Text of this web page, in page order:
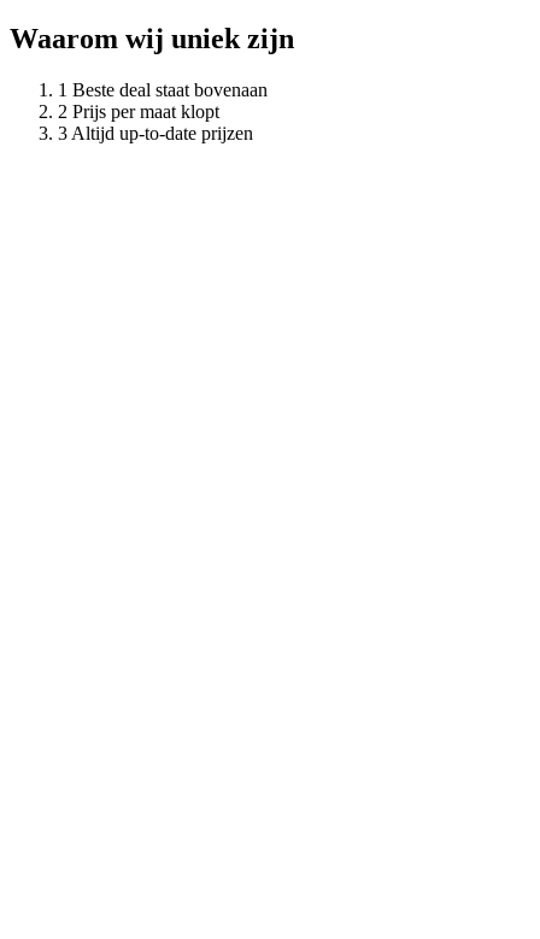
Waarom wij uniek zijn
Beste deal staat bovenaan
Prijs per maat klopt
Altijd up-to-date prijzen